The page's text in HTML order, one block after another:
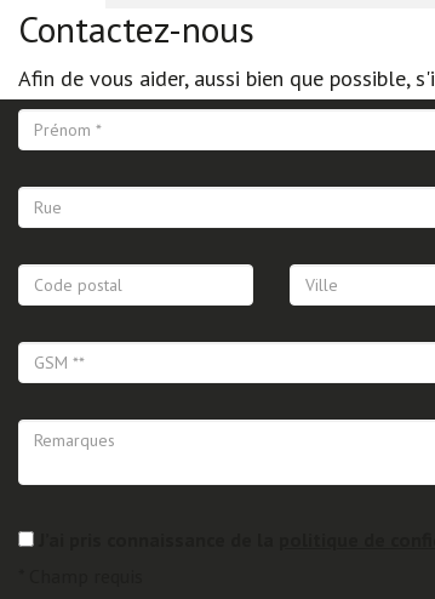
Contactez-nous
Afin de vous aider, aussi bien que possible,